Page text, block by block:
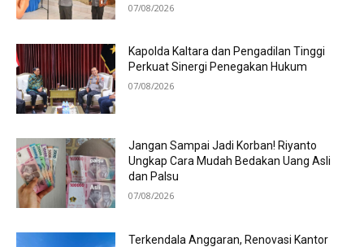
07/08/2026
Kapolda Kaltara dan Pengadilan Tinggi
Perkuat Sinergi Penegakan Hukum
07/08/2026
Jangan Sampai Jadi Korban! Riyanto
Ungkap Cara Mudah Bedakan Uang Asli
dan Palsu
07/08/2026
Terkendala Anggaran, Renovasi Kantor